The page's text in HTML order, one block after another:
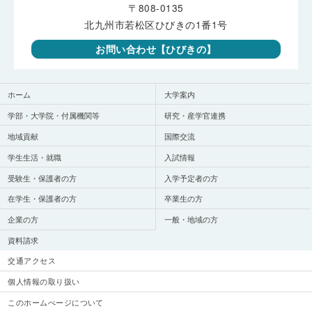
ホーム
大学案内
学部・大学院・付属機関等
研究・産学官連携
地域貢献
国際交流
学生生活・就職
入試情報
受験生・保護者の方
入学予定者の方
在学生・保護者の方
卒業生の方
企業の方
一般・地域の方
資料請求
〒808-0135
北九州市若松区ひびきの1番1号
お問い合わせ【ひびきの】
交通アクセス
個人情報の取り扱い
このホームぺージについて